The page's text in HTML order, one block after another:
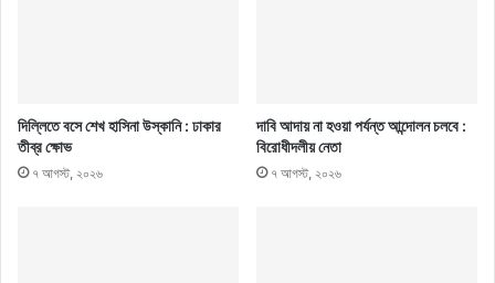
দিল্লিতে বসে শেখ হাসিনা উস্কানি : ঢাকার
তীব্র ক্ষোভ
৭ আগস্ট, ২০২৬
দাবি আদায় না হওয়া পর্যন্ত আন্দোলন চলবে :
বিরোধীদলীয় নেতা
৭ আগস্ট, ২০২৬